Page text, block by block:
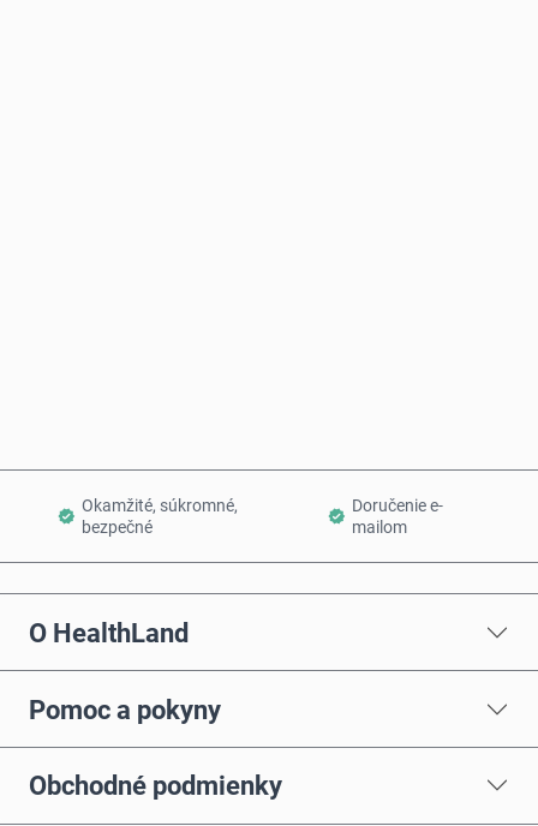
Okamžité, súkromné,
bezpečné
Doručenie e-
mailom
O HealthLand
Pomoc a pokyny
Obchodné podmienky